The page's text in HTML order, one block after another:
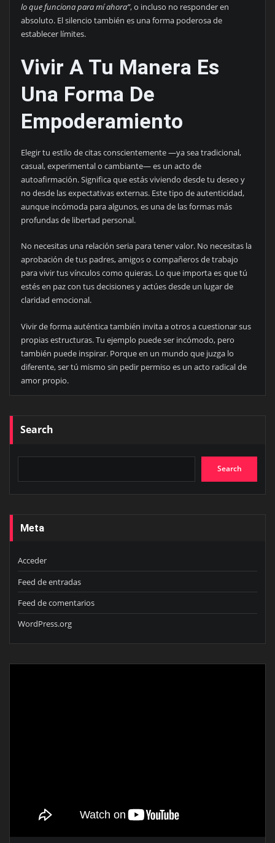
lo que funciona para mí ahora”, o incluso no responder en
absoluto. El silencio también es una forma poderosa de
establecer límites.
Vivir A Tu Manera Es
Una Forma De
Empoderamiento
Elegir tu estilo de citas conscientemente —ya sea tradicional,
casual, experimental o cambiante— es un acto de
autoafirmación. Significa que estás viviendo desde tu deseo y
no desde las expectativas externas. Este tipo de autenticidad,
aunque incómoda para algunos, es una de las formas más
profundas de libertad personal.
No necesitas una relación seria para tener valor. No necesitas la
aprobación de tus padres, amigos o compañeros de trabajo
para vivir tus vínculos como quieras. Lo que importa es que tú
estés en paz con tus decisiones y actúes desde un lugar de
claridad emocional.
Vivir de forma auténtica también invita a otros a cuestionar sus
propias estructuras. Tu ejemplo puede ser incómodo, pero
también puede inspirar. Porque en un mundo que juzga lo
diferente, ser tú mismo sin pedir permiso es un acto radical de
amor propio.
Search
Search
Meta
Acceder
Feed de entradas
Feed de comentarios
WordPress.org